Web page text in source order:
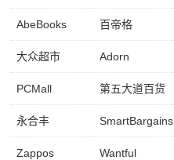
AbeBooks 百帝格
大众超市 Adorn
PCMall 第五大道百货
永合丰 SmartBargains
Zappos Wantful